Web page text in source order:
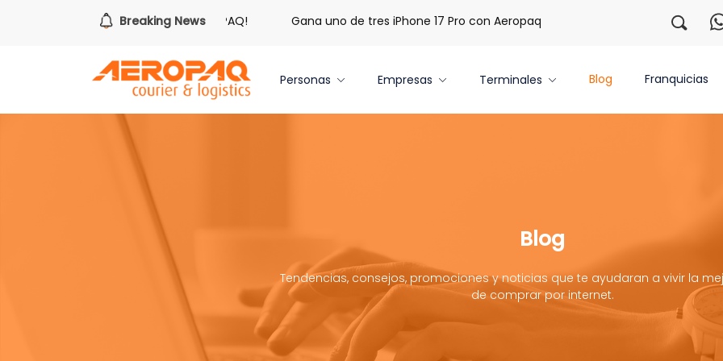
Breaking News
hora de redimir tus libras de Cash PAQ! Gana uno de tres iPhone 17 Pro con Aeropaq Prime ¡Regístrate con
Personas Empresas Terminales Blog Franquicias
Blog
Tendencias, consejos, promociones y noticias que te ayudaran a vivir la
de comprar por internet.